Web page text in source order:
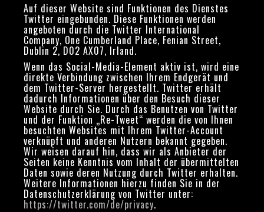
Auf dieser Website sind Funktionen des Dienstes
Twitter eingebunden. Diese Funktionen werden
angeboten durch die Twitter International
Company, One Cumberland Place, Fenian Street,
Dublin 2, D02 AX07, Irland.
Wenn das Social-Media-Element aktiv ist, wird eine
direkte Verbindung zwischen Ihrem Endgerät und
dem Twitter-Server hergestellt. Twitter erhält
dadurch Informationen über den Besuch dieser
Website durch Sie. Durch das Benutzen von Twitter
und der Funktion „Re-Tweet“ werden die von Ihnen
besuchten Websites mit Ihrem Twitter-Account
verknüpft und anderen Nutzern bekannt gegeben.
Wir weisen darauf hin, dass wir als Anbieter der
Seiten keine Kenntnis vom Inhalt der übermittelten
Daten sowie deren Nutzung durch Twitter erhalten.
Weitere Informationen hierzu finden Sie in der
Datenschutzerklärung von Twitter unter:
https://twitter.com/de/privacy.